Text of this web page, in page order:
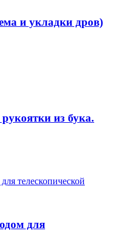
и укладки дров)
из бука.
для